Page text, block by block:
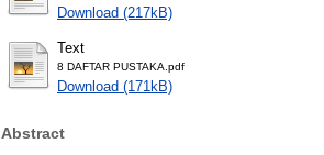
Download (217kB)
Text
8 DAFTAR PUSTAKA.pdf
Download (171kB)
Abstract